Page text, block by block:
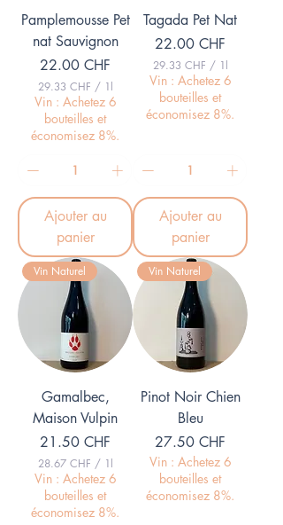
Pamplemousse Pet
nat Sauvignon
Prix
22.00 CHF
29.33 CHF / 1l
2
9
.
3
C
p
a
r
1
L
i
t
r
Vin : Achetez 6
bouteilles et
économisez 8%.
Ajouter au
panier
Tagada Pet Nat
Prix
22.00 CHF
29.33 CHF / 1l
2
9
.
3
H
p
a
r
1
i
t
r
e
Vin : Achetez 6
bouteilles et
économisez 8%.
Ajouter au
panier
Vin Naturel
Gamalbec,
Maison Vulpin
Prix
21.50 CHF
28.67 CHF / 1l
2
8
.
6
Vin : Achetez 6
bouteilles et
économisez 8%.
Vin Naturel
Pinot Noir Chien
Bleu
Prix
27.50 CHF
Vin : Achetez 6
bouteilles et
économisez 8%.